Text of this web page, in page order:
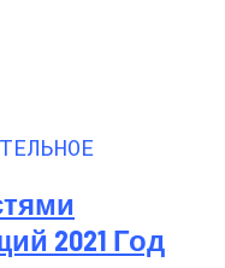
2021 Год